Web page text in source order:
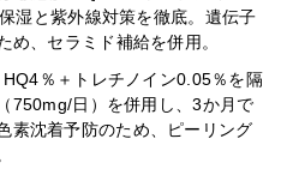
湿と紫外線対策を徹底。遺伝子
、セラミド補給を併用。
HQ4％＋トレチノイン0.05％を隔
750mg/日）を併用し、3か月で
素沈着予防のため、ピーリング